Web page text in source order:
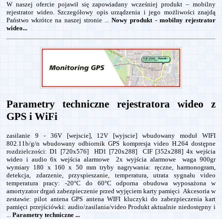
W naszej ofercie pojawił się zapowiadany wcześniej produkt – mobilny
rejestrator wideo. Szczegółowy opis urządzenia i jego możliwości znajdą
Państwo wkrótce na naszej stronie ...Nowy produkt - mobilny rejestrator
wideo...
Parametry techniczne rejestratora wideo z
GPS i WiFi
zasilanie 9 - 36V [wejscie], 12V [wyjscie] wbudowany moduł WIFI
802.11b/g/n wbudowany odbiornik GPS kompresja video H.264 dostępne
rozdzielczości: D1 [720x576] HD1 [720x288] CIF [352x288] 4x wejścia
wideo i audio 6x wejścia alarmowe 2x wyjścia alarmowe waga 900gr
wymiary 180 x 160 x 50 mm tryby nagrywania: ręczne, harmonogram,
detekcja, zdarzenie, przyspieszanie, temperatura, utrata sygnału video
temperatura pracy: -20°C do 60°C odporna obudowa wyposażona w
amortyzator drgań zabezpieczenie przed wyjęciem karty pamięci Akcesoria w
zestawie: pilot antena GPS antena WIFI kluczyki do zabezpieczenia kart
pamięci przejściówki: audio/zasilania/video Produkt aktualnie niedostępny i
Parametry techniczne ...